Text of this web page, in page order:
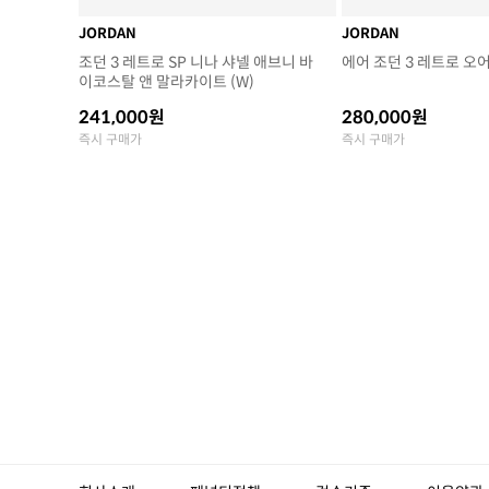
JORDAN
조던 3 레트로 SP 니나 샤넬 애브니 바
이코스탈 앤 말라카이트 (W)
241,000원
즉시 구매가
JORDAN
에어 조던 3 레트로 오
280,000원
즉시 구매가